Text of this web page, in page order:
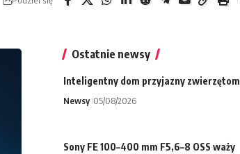
Ostatnie newsy
Inteligentny dom przyjazny zwierzętom
Newsy 05/08/2026
Sony FE 100–400 mm F5,6–8 OSS waży